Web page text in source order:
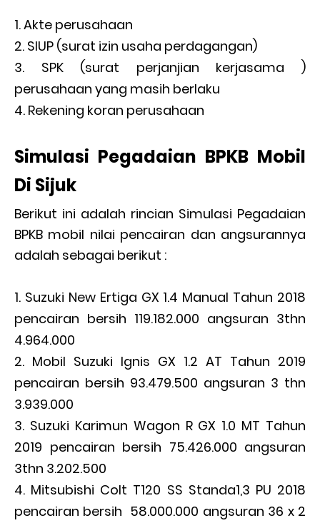
Akte perusahaan
SIUP (surat izin usaha perdagangan)
SPK (surat perjanjian kerjasama )
perusahaan yang masih berlaku
Rekening koran perusahaan
Simulasi Pegadaian BPKB Mobil
Di Sijuk
Berikut ini adalah rincian Simulasi Pegadaian
BPKB mobil nilai pencairan dan angsurannya
adalah sebagai berikut :
Suzuki New Ertiga GX 1.4 Manual Tahun 2018
pencairan bersih 119.182.000 angsuran 3thn
4.964.000
Mobil Suzuki Ignis GX 1.2 AT Tahun 2019
pencairan bersih 93.479.500 angsuran 3 thn
3.939.000
Suzuki Karimun Wagon R GX 1.0 MT Tahun
2019 pencairan bersih 75.426.000 angsuran
3thn 3.202.500
Mitsubishi Colt T120 SS Standa1,3 PU 2018
pencairan bersih 58.000.000 angsuran 36 x 2